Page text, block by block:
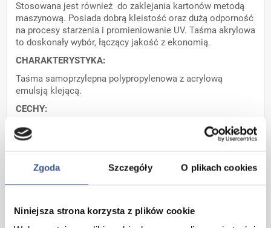
Zgoda Szczegóły O plikach cookies
Niniejsza strona korzysta z plików cookie
Stosowana jest również do zaklejania kartonów metodą
maszynową. Posiada dobrą kleistość oraz dużą odporność
na procesy starzenia i promieniowanie UV. Taśma akrylowa
to doskonały wybór, łączący jakość z ekonomią.
CHARAKTERYSTYKA:
Taśma samoprzylepna polypropylenowa z acrylową
emulsją klejącą.
CECHY:
Wysoka przezroczystość nośnika, dobra kleistość oraz
duża odporność na procesy starzenia, światło UV, oraz
ZASTOSOWANIE:
Stosowana przede wszystkim do zaklejania kartonów
nadaje się do wszystkich automatów oraz maszyn
wykonujących nadruk na taśmie.